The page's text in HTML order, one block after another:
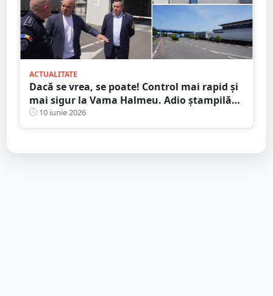
ACTUALITATE
Dacă se vrea, se poate! Control mai rapid și
mai sigur la Vama Halmeu. Adio ștampilă
”comunistă”
10 iunie 2026